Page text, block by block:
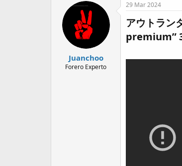
Juanchoo
Forero Experto
29 Mar 2024
アウトラ
premium”